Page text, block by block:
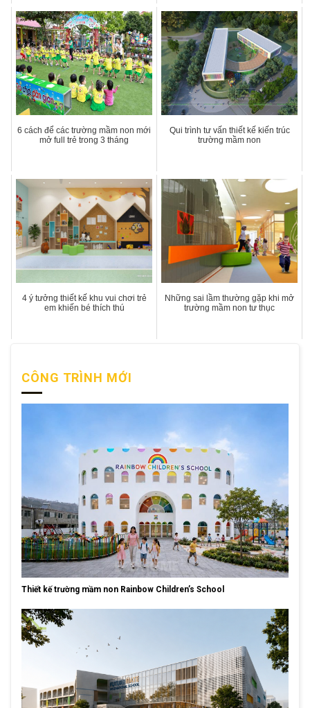
6 cách để các trường mầm non mới
mở full trẻ trong 3 tháng
Qui trình tư vấn thiết kế kiến trúc
trường mầm non
4 ý tưởng thiết kế khu vui chơi trẻ
em khiến bé thích thú
Những sai lầm thường gặp khi mở
trường mầm non tư thục
CÔNG TRÌNH MỚI
Thiết kế trường mầm non Rainbow Children’s School